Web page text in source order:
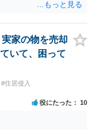
家の物を売却
いて、困って
#住居侵入
役にたった 10